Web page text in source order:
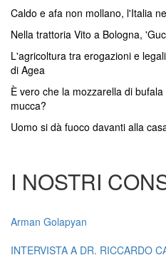
Caldo e afa non mollano, l'Italia
Nella trattoria Vito a Bologna,
L'agricoltura tra erogazioni e
di Agea
È vero che la mozzarella di
mucca?
Uomo si dà fuoco davanti alla
I NOSTRI
Arman Golapyan
INTERVISTA A DR. RICCARDO